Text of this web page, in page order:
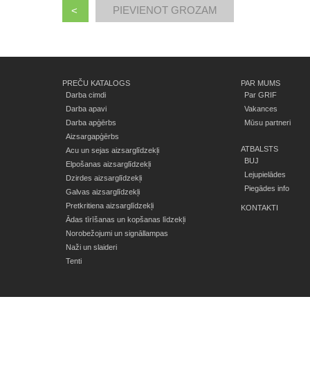
<
PREČU KATALOGS
Darba cimdi
Darba apavi
Darba apģērbs
Aizsargapģērbs
Acu un sejas aizsarglīdzekļi
Elpošanas aizsarglīdzekļi
Dzirdes aizsarglīdzekļi
Galvas aizsarglīdzekļi
Pretkritiena aizsarglīdzekļi
Ādas tīrīšanas un kopšanas līdzekļi
Norobežojumi un signāllampas
Naži un slaideri
Tenti
PAR MUMS
Par GRIF
Vakances
Mūsu partneri
ATBALSTS
BUJ
Lejupielādes
Piegādes info
KONTAKTI